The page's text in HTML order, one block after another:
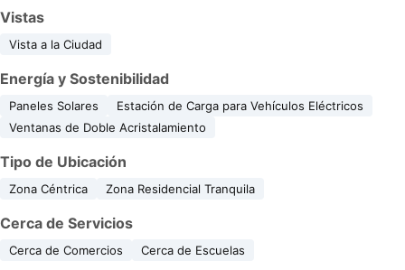
Vistas
Vista a la Ciudad
Energía y Sostenibilidad
Paneles Solares
Estación de Carga para Vehículos Eléctricos
Ventanas de Doble Acristalamiento
Tipo de Ubicación
Zona Céntrica Zona Residencial Tranquila
Cerca de Servicios
Cerca de Comercios Cerca de Escuelas